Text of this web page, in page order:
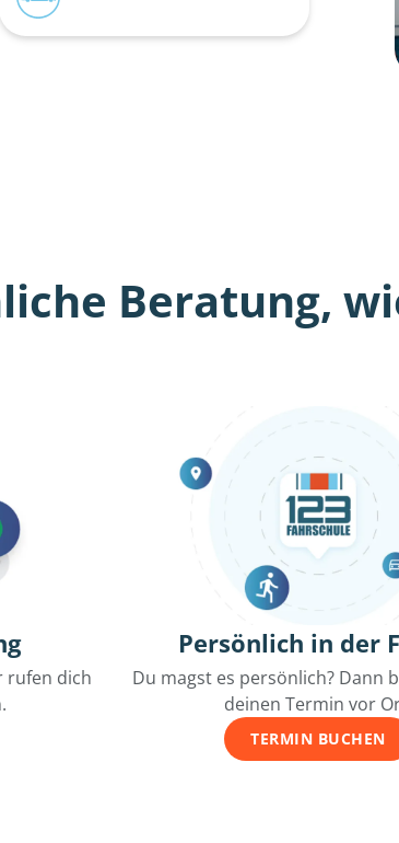
Beratung,
rufen dich
Persönlich in der
Du magst es persönlich? Dann
deinen Termin vor
TERMIN BUCHEN